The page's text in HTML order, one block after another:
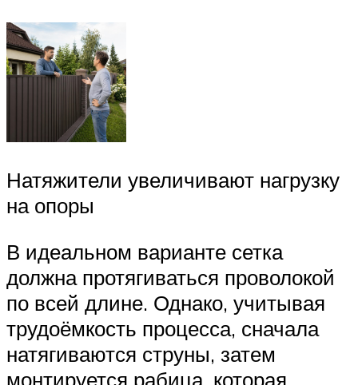
Натяжители увеличивают нагрузку
на опоры
В идеальном варианте сетка
должна протягиваться проволокой
по всей длине. Однако, учитывая
трудоёмкость процесса, сначала
натягиваются струны, затем
монтируется рабица, которая